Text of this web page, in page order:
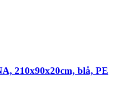
210x90x20cm, blå, PE